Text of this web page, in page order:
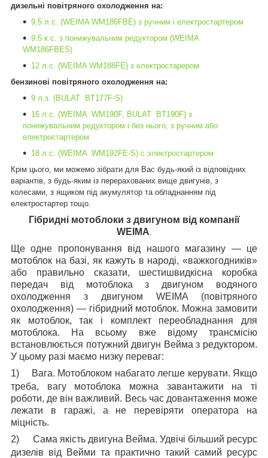
дизельні повітряного охолодження на:
9,5 л.с. (WEIMA WM186FBE) з ручним і електростартером
9,5 к.с. з понижувальним редуктором (WEIMA
WM186FBES)
12 л.с. (WEIMA WM188FE) з електростарером
бензинові повітряного охолодження на:
9 л з . (BULAT BТ177F-S)
16 л.с. (WEIMA WM190F, BULAT BТ190F) з
понижувальним редуктором і без нього, з ручним або
електростартером
18 л.с. (WEIMA WM192FE-S) с электростартером
Крім цього, ми можемо зібрати для Вас будь-який із відповідних
варіантів, з будь-яким із перерахованих вище двигунів, з
колесами, з ящиком під акумулятор та обладнанням під
електростартер тощо.
Гібридні мотоблоки з двигуном від компанії
WEIMA
Ще одне пропонування від нашого магазину — це
мотоблок на базі, як кажуть в народі, «важкогодників»
або правильно сказати, шестишвидкісна коробка
передач від мотоблока з двигуном водяного
охолодження з двигуном WEIMA
(повітряного
охолодження) — гібридний мотоблок. Можна замовити
як мотоблок, так і комплект переобладнання для
мотоблока. На всьому вже відому трансмісію
встановлюється потужний двигун Вейма з редуктором.
У цьому разі маємо низку переваг:
1)
Вага. Мотоблоком набагато легше керувати. Якщо
треба, вагу мотоблока можна завантажити на ті
роботи, де він важливий. Весь час довантаження може
лежати в гаражі, а не перевіряти оператора на
міцність.
2)
Сама якість двигуна Вейма. Удвічі більший ресурс
дизелів від Вейми та практично такий самий ресурс